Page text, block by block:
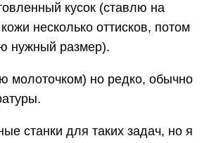
кусок (ставлю на
несколько оттисков, потом
нужный размер).
молоточком) но редко, обычно
станки для таких задач, но я